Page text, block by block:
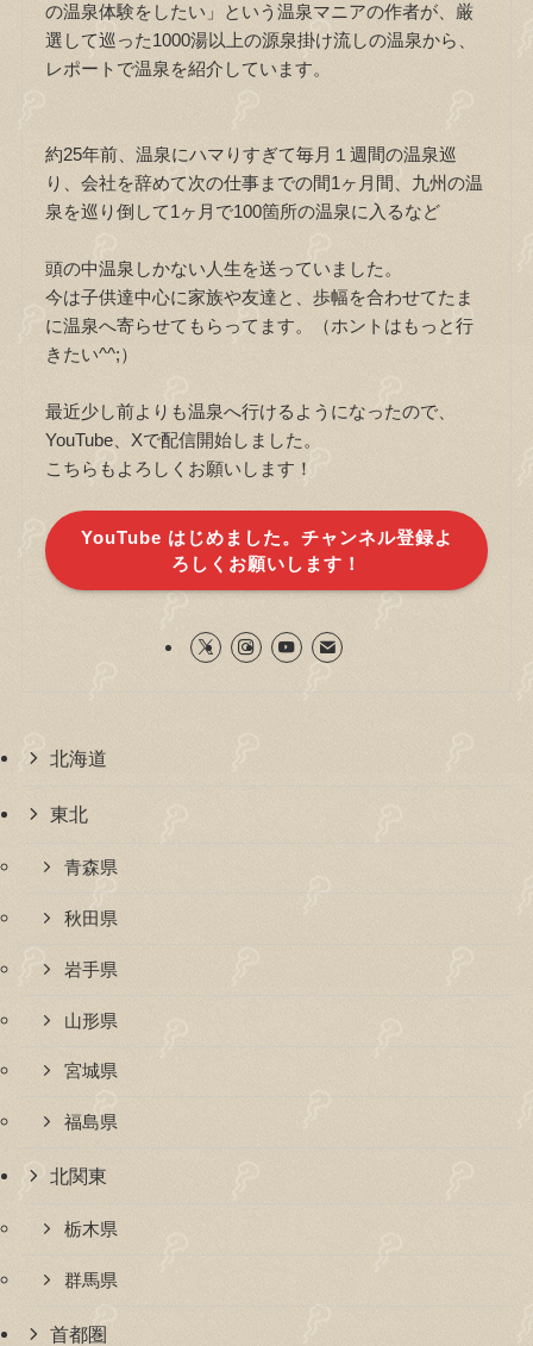
の温泉体験をしたい」という温泉マニアの作者が、厳
選して巡った1000湯以上の源泉掛け流しの温泉から、
レポートで温泉を紹介しています。
約25年前、温泉にハマりすぎて毎月１週間の温泉巡
り、会社を辞めて次の仕事までの間1ヶ月間、九州の温
泉を巡り倒して1ヶ月で100箇所の温泉に入るなど
頭の中温泉しかない人生を送っていました。
今は子供達中心に家族や友達と、歩幅を合わせてたま
に温泉へ寄らせてもらってます。（ホントはもっと行
きたい^^;）
最近少し前よりも温泉へ行けるようになったので、
YouTube、Xで配信開始しました。
こちらもよろしくお願いします！
YouTube はじめました。チャンネル登録よ
ろしくお願いします！
北海道
東北
青森県
秋田県
岩手県
山形県
宮城県
福島県
北関東
栃木県
群馬県
首都圏